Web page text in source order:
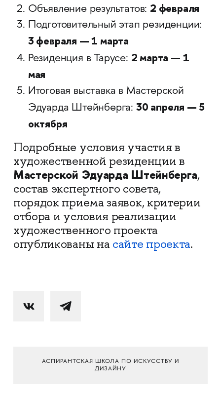
Объявление результатов: 2 февраля
Подготовительный этап резиденции:
3 февраля — 1 марта
Резиденция в Тарусе: 2 марта — 1
мая
Итоговая выставка в Мастерской
Эдуарда Штейнберга: 30 апреля — 5
октября
Подробные условия участия в
художественной резиденции в
Мастерской Эдуарда Штейнберга,
состав экспертного совета,
порядок приема заявок, критерии
отбора и условия реализации
художественного проекта
опубликованы на сайте проекта.
АСПИРАНТСКАЯ ШКОЛА ПО ИСКУССТВУ И
ДИЗАЙНУ